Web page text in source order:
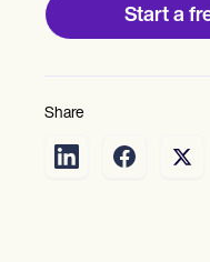
Start a
Share